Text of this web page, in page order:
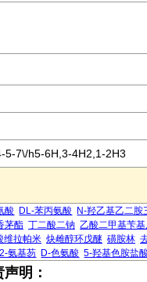
5-7\/h5-6H,3-4H2,1-2H3
酸 DL-苯丙氨酸
N-羟乙基乙二胺
茅酯 丁二酸二钠 乙酸二甲基苄
维拉帕米 炔雌醇环戊醚 磺胺林
2-氨基芴 D-色氨酸 5-羟基色胺盐
明：